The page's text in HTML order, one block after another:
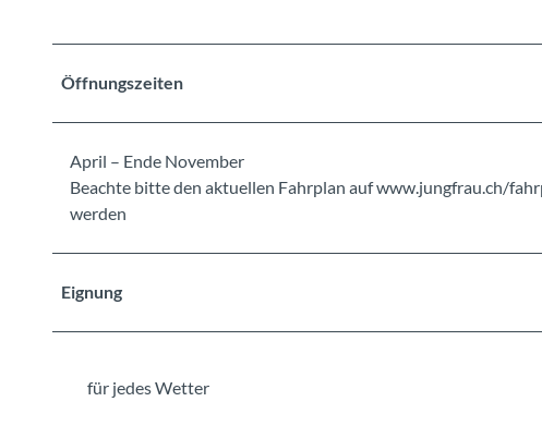
Öffnungszeiten
April – Ende November
Beachte bitte den aktuellen Fahrplan auf www.jungfrau.ch/
werden
Eignung
für jedes Wetter